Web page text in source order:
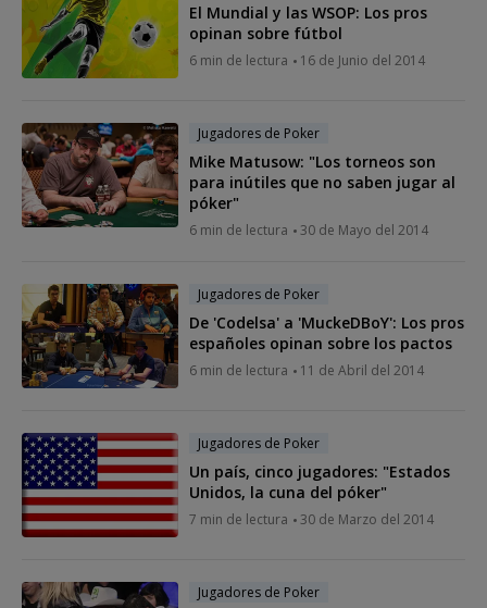
El Mundial y las WSOP: Los pros
opinan sobre fútbol
6 min de lectura 16 de Junio del 2014
Jugadores de Poker
Mike Matusow: "Los torneos son
para inútiles que no saben jugar al
póker"
6 min de lectura 30 de Mayo del 2014
Jugadores de Poker
De 'Codelsa' a 'MuckeDBoY': Los pros
españoles opinan sobre los pactos
6 min de lectura 11 de Abril del 2014
Jugadores de Poker
Un país, cinco jugadores: "Estados
Unidos, la cuna del póker"
7 min de lectura 30 de Marzo del 2014
Jugadores de Poker